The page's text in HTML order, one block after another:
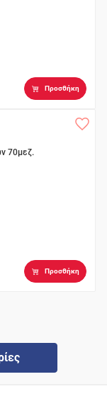
Προσθήκη
70μεζ.
Προσθήκη